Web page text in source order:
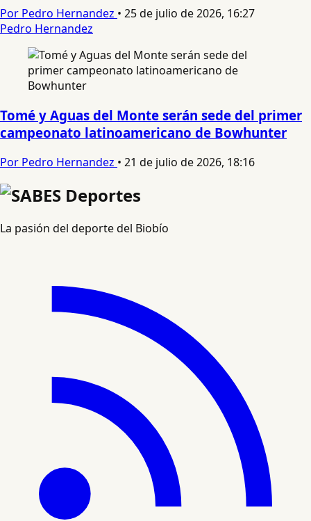
Por Pedro Hernandez • 25 de julio de 2026, 16:27
Pedro Hernandez
Tomé y Aguas del Monte serán sede del primer
campeonato latinoamericano de Bowhunter
Por Pedro Hernandez • 21 de julio de 2026, 18:16
La pasión del deporte del Biobío